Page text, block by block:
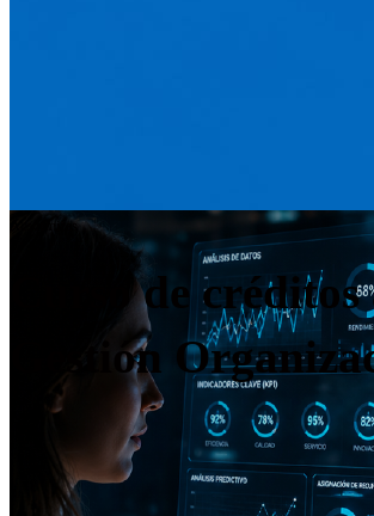
Académicas
Curso de
Gestión